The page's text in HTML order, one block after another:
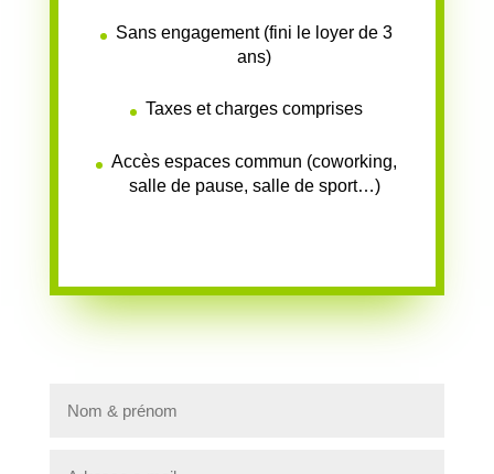
Sans engagement (fini le loyer de 3
ans)
Taxes et charges comprises
Accès espaces commun (coworking,
salle de pause, salle de sport…)